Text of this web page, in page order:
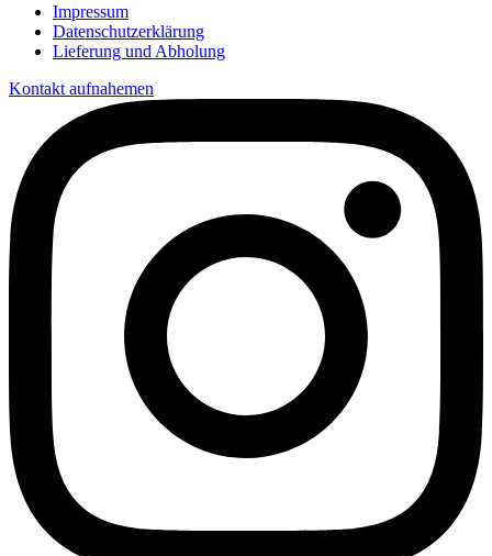
Impressum
Datenschutzerklärung
Lieferung und Abholung
Kontakt aufnahemen